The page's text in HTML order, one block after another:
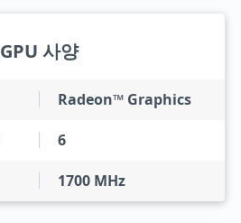
GPU 사양
Radeon™ Graphics
6
1700 MHz